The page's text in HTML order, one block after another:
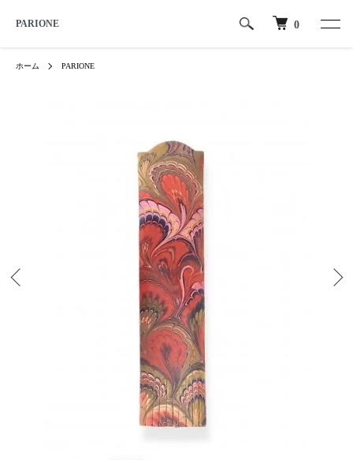
PARIONE 0
ホーム PARIONE